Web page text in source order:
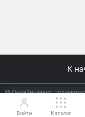
К
© Онлайн-завод
Не является публичной
менеджеров.
Войти Каталог